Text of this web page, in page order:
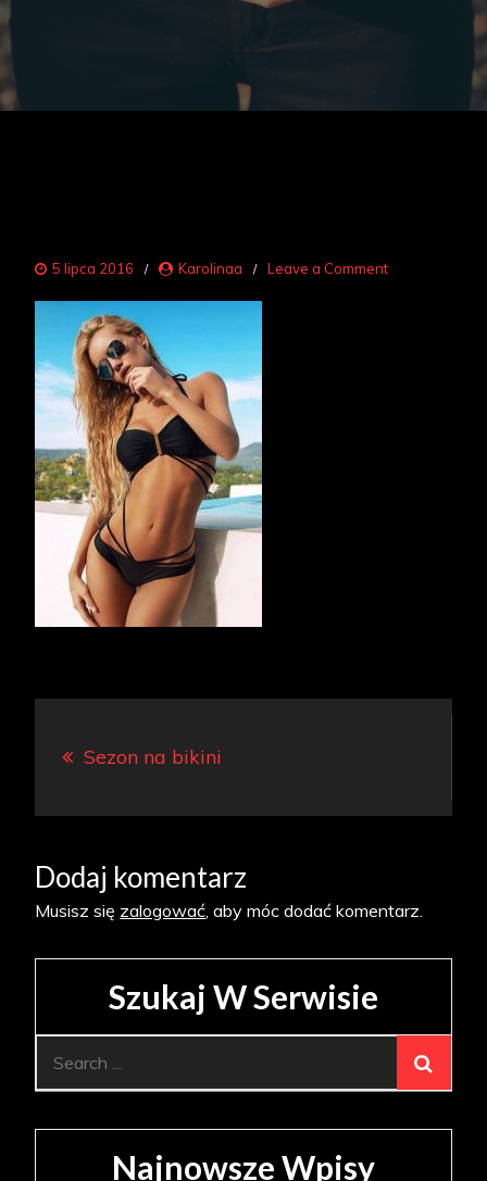
5 lipca 2016 Karolinaa Leave a Commenton
Sezon na bikini
Dodaj komentarz
Musisz się zalogować, aby móc dodać komentarz.
Szukaj W Serwisie
Najnowsze Wpisy